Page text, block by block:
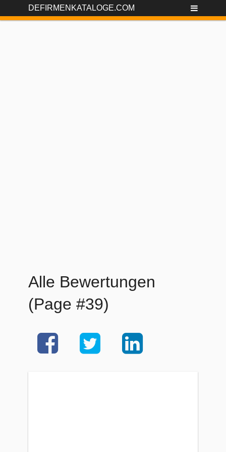
DEFIRMENKATALOGE.COM
Alle Bewertungen
(Page #39)